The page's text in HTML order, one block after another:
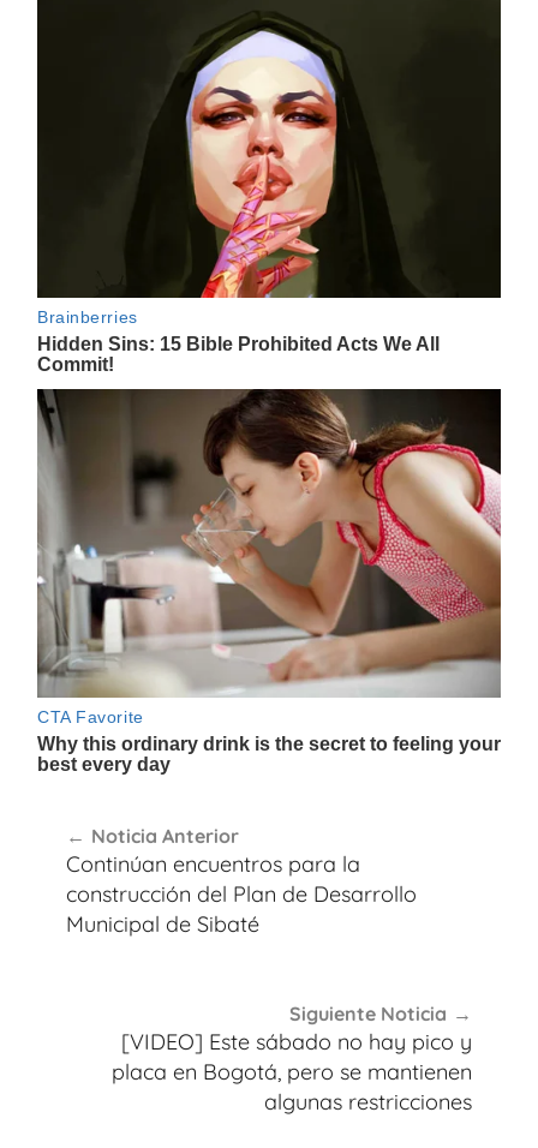
de
entradas
Noticia Anterior
Continúan encuentros para la
construcción del Plan de Desarrollo
Municipal de Sibaté
Siguiente Noticia
[VIDEO] Este sábado no hay pico y
placa en Bogotá, pero se mantienen
algunas restricciones